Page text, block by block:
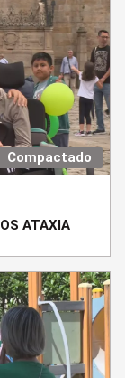
Compactado
ATAXIA